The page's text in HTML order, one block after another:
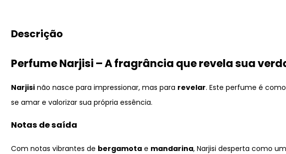
Descrição
Perfume Narjisi – A fragrância que revela sua
Narjisi não nasce para impressionar, mas para revelar. Este perfume é
se amar e valorizar sua própria essência.
Notas de saída
Com notas vibrantes de bergamota e mandarina, Narjisi desperta como